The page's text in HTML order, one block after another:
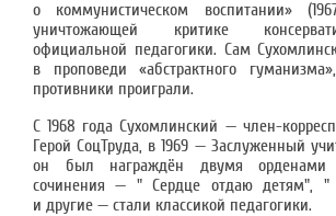
о коммунистическом воспитании»
уничтожающей критике
официальной педагогики. Сам
в проповеди «абстрактного
противники проиграли.
С 1968 года Сухомлинский — член-
Герой СоцТруда, в 1969 — Заслуженный
он был награждён двумя
сочинения — " Сердце отдаю детям",
и другие — стали классикой педагогики.